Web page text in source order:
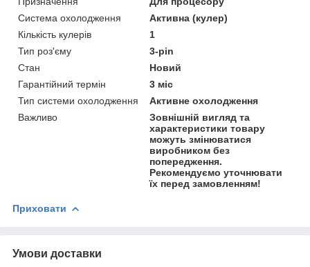
Система охолодження
Активна (кулер)
Кількість кулерів
1
Тип роз'єму
3-pin
Стан
Новий
Гарантійний термін
3 міс
Тип системи охолодження
Активне охолодження
Важливо
Зовнішній вигляд та
характеристики товару
можуть змінюватися
виробником без
попередження.
Рекомендуємо уточнювати
їх перед замовленням!
Приховати
Умови доставки